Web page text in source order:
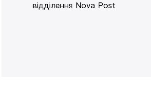
відділення Nova Post